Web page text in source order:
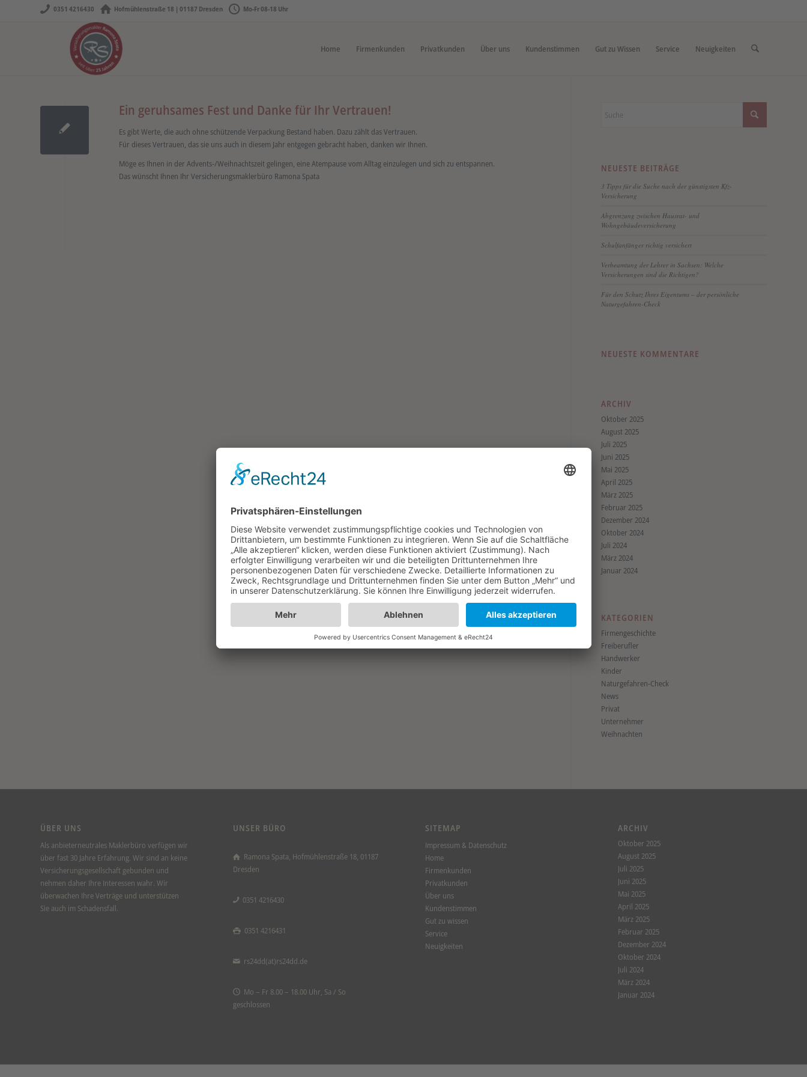
0351 4216430 Hofmühlenstraße 18 | 01187 Dresden Mo-Fr 08-18 Uhr
Home Firmenkunden Privatkunden Über uns Kundenstimmen Gut zu Wissen Service Neuigkeiten
Ein geruhsames Fest und Danke für Ihr Vertrauen!
Es gibt Werte, die auch ohne schützende Verpackung Bestand haben. Dazu zählt das Vertrauen.
Für dieses Vertrauen, das sie uns auch in diesem Jahr entgegen gebracht haben, danken wir Ihnen.
Möge es Ihnen in der Advents-/Weihnachtszeit gelingen, eine Atempause vom Alltag einzulegen und sich zu entspannen.
Das wünscht Ihnen Ihr Versicherungsmaklerbüro Ramona Spata
NEUESTE BEITRÄGE
3 Tipps für die Suche nach der günstigsten Kfz-
Versicherung
Abgrenzung zwischen Hausrat- und
Wohngebäudeversicherung
Schulfanfänger richtig versichert
Verbeamtung der Lehrer in Sachsen: Welche
Versicherungen sind die Richtigen?
Für den Schutz Ihres Eigentums – der persönliche
Naturgefahren-Check
NEUESTE KOMMENTARE
ARCHIV
Oktober 2025
August 2025
Juli 2025
Juni 2025
Mai 2025
April 2025
März 2025
Februar 2025
Dezember 2024
Oktober 2024
Juli 2024
März 2024
Januar 2024
KATEGORIEN
Firmengeschichte
Freiberufler
Handwerker
Kinder
Naturgefahren-Check
News
Privat
Unternehmer
Weihnachten
ÜBER UNS
Als anbieterneutrales Maklerbüro verfügen wir
über fast 30 Jahre Erfahrung. Wir sind an keine
Versicherungsgesellschaft gebunden und
nehmen daher Ihre Interessen wahr. Wir
überwachen Ihre Verträge und unterstützen
Sie auch im Schadensfall.
UNSER BÜRO
Ramona Spata, Hofmühlenstraße 18, 01187
Dresden
0351 4216430
0351 4216431
rs24dd(at)rs24dd.de
Mo – Fr 8.00 – 18.00 Uhr, Sa / So
geschlossen
SITEMAP
Impressum & Datenschutz
Home
Firmenkunden
Privatkunden
Über uns
Kundenstimmen
Gut zu wissen
Service
Neuigkeiten
ARCHIV
Oktober 2025
August 2025
Juli 2025
Juni 2025
Mai 2025
April 2025
März 2025
Februar 2025
Dezember 2024
Oktober 2024
Juli 2024
März 2024
Januar 2024